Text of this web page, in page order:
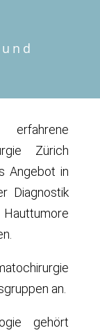
Zürich
Angebot in
Diagnostik
an.
gehört